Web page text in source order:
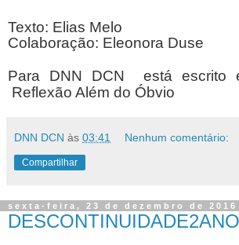
Texto: Elias Melo
Colaboração: Eleonora Duse
Para DNN DCN está escrito
Reflexão Além do Óbvio
DNN DCN às 03:41 Nenhum comentário:
Compartilhar
sexta-feira, 23 de dezembro de 2016